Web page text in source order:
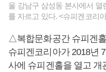
울 강남구 삼성동 본사에서
를 자르고 있다. <슈피겐코리
△복합문화공간 슈피겐
슈피겐코리아가 2018년
사에 슈피겐홀을 열고 개